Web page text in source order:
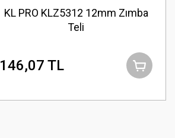
KL PRO KLZ5312 12mm Zımba
Teli
146,07 TL